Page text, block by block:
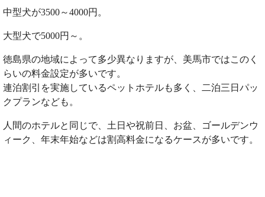
中型犬が3500～4000円。
大型犬で5000円～。
徳島県の地域によって多少異なりますが、美馬市ではこのく
らいの料金設定が多いです。
連泊割引を実施しているペットホテルも多く、二泊三日パッ
クプランなども。
人間のホテルと同じで、土日や祝前日、お盆、ゴールデンウ
ィーク、年末年始などは割高料金になるケースが多いです。